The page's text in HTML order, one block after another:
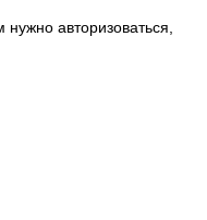
авторизоваться,